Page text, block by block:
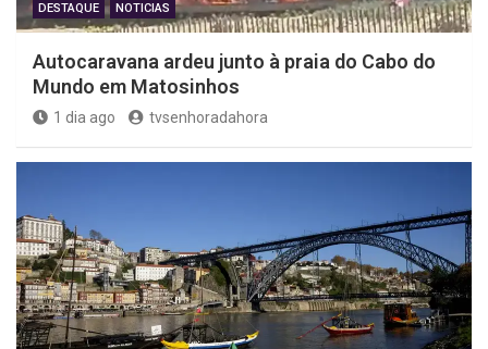
DESTAQUE NOTICIAS
Autocaravana ardeu junto à praia do Cabo do
Mundo em Matosinhos
1 dia ago tvsenhoradahora